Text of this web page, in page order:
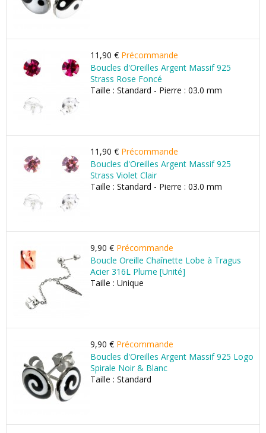
11,90 € Précommande
Boucles d'Oreilles Argent Massif 925
Strass Rose Foncé
Taille : Standard - Pierre : 03.0 mm
11,90 € Précommande
Boucles d'Oreilles Argent Massif 925
Strass Violet Clair
Taille : Standard - Pierre : 03.0 mm
9,90 € Précommande
Boucle Oreille Chaînette Lobe à Tragus
Acier 316L Plume [Unité]
Taille : Unique
9,90 € Précommande
Boucles d'Oreilles Argent Massif 925 Logo
Spirale Noir & Blanc
Taille : Standard